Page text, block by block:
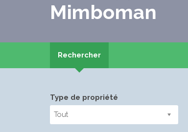
Mimboman
Rechercher
Type de propriété
Tout